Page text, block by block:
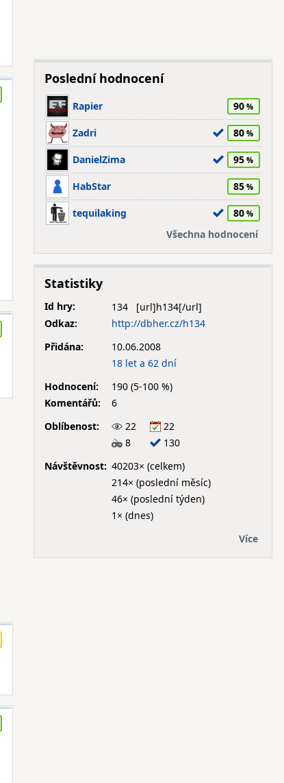
Poslední hodnocení
Rapier 90
Zadri 80
DanielZima 95
HabStar 85
tequilaking
80
Všechna hodnocení
Statistiky
Id hry:
134
Odkaz:
http://dbher.cz/h134
Přidána:
10.06.2008
18 let a 62 dní
Hodnocení:
190 (5-100 %)
Komentářů:
6
Oblíbenost:
22
22
8
130
Návštěvnost: 40203× (celkem)
214× (poslední měsíc)
46× (poslední týden)
1× (dnes)
Více